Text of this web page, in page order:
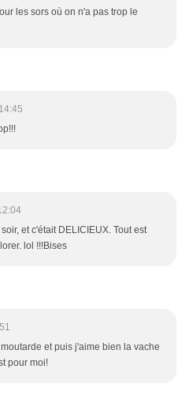
les sors où on n'a pas trop le
et c'était DELICIEUX. Tout est
lol !!!Bises
et puis j'aime bien la vache
pour moi!